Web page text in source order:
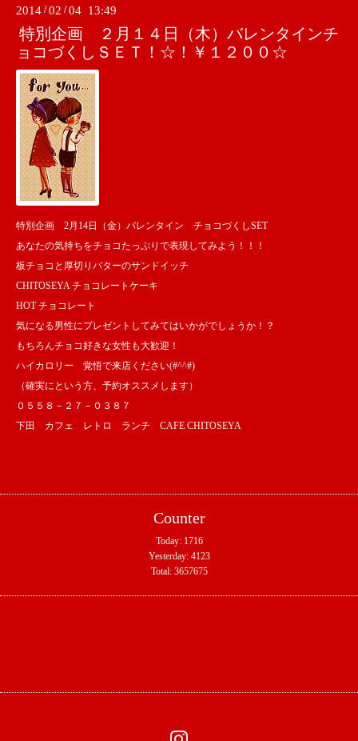
2014 /02 /04 13:49
特別企画 ２月１４日（木）バレンタインチ
ョコづくしＳＥＴ！☆！￥１２００☆
特別企画 2月14日（金）バレンタイン チョコづくしSET
あなたの気持ちをチョコたっぷりで表現してみよう！！！
板チョコと厚切りバターのサンドイッチ
CHITOSEYA チョコレートケーキ
HOT チョコレート
気になる男性にプレゼントしてみてはいかがでしょうか！？
もちろんチョコ好きな女性も大歓迎！
ハイカロリー 覚悟で来店ください(#^^#)
（確実にという方、予約オススメします）
０５５８－２７－０３８７
下田 カフェ レトロ ランチ CAFE CHITOSEYA
Counter
Today: 1716
Yesterday: 4123
Total: 3657675